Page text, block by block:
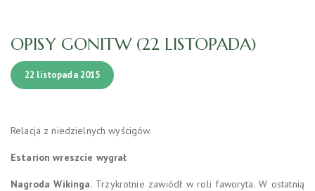
OPISY GONITW (22 LISTOPADA)
22 listopada 2015
Relacja z niedzielnych wyścigów.
Estarion wreszcie wygrał
Nagroda Wikinga. Trzykrotnie zawiódł w roli faworyta. W ostatnią